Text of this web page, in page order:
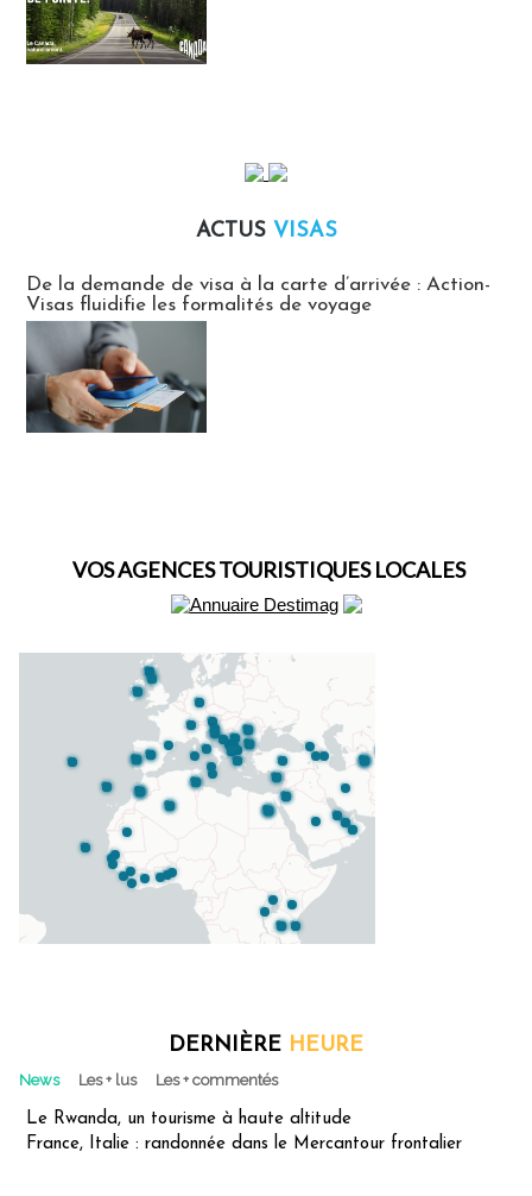
ACTUS VISAS
De la demande de visa à la carte d’arrivée : Action-
Visas fluidifie les formalités de voyage
VOS AGENCES TOURISTIQUES LOCALES
DERNIÈRE HEURE
News Les + lus Les + commentés
Le Rwanda, un tourisme à haute altitude
France, Italie : randonnée dans le Mercantour frontalier